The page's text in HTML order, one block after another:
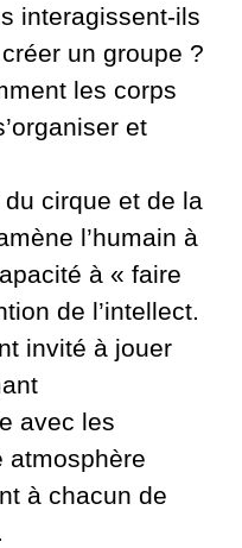
interagissent-ils
un groupe ?
les corps
et
cirque et de la
l’humain à
à « faire
de l’intellect.
invité à jouer
avec les
atmosphère
à chacun de